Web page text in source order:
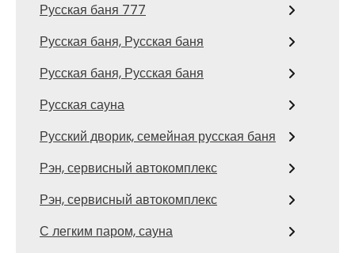
Русская баня 777
Русская баня, Русская баня
Русская баня, Русская баня
Русская сауна
Русский дворик, семейная русская баня
Рэн, сервисный автокомплекс
Рэн, сервисный автокомплекс
С легким паром, сауна